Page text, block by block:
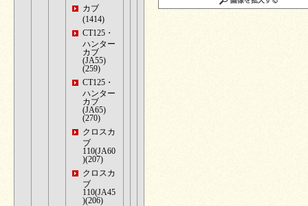
カブ
(1414)
CT125・
ハンター
カブ
(JA55)
(259)
CT125・
ハンター
カブ
(JA65)
(270)
クロスカ
ブ
110(JA60
)(207)
クロスカ
ブ
110(JA45
)(206)